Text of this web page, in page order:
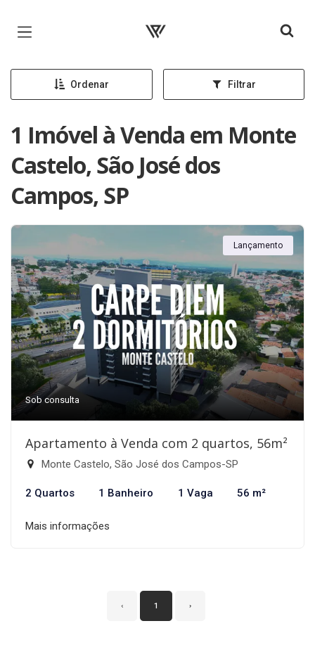
Página inicial
Ordenar Filtrar
1 Imóvel à Venda em Monte
Castelo, São José dos
Campos, SP
Lançamento
Sob consulta
Apartamento à Venda com 2 quartos, 56m²
Monte Castelo, São José dos Campos-SP
2 Quartos 1 Banheiro 1 Vaga 56 m²
Mais informações
‹ 1 ›